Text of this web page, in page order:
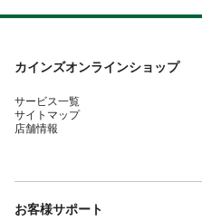
カインズオンラインショップ
サービス一覧
サイトマップ
店舗情報
お客様サポート